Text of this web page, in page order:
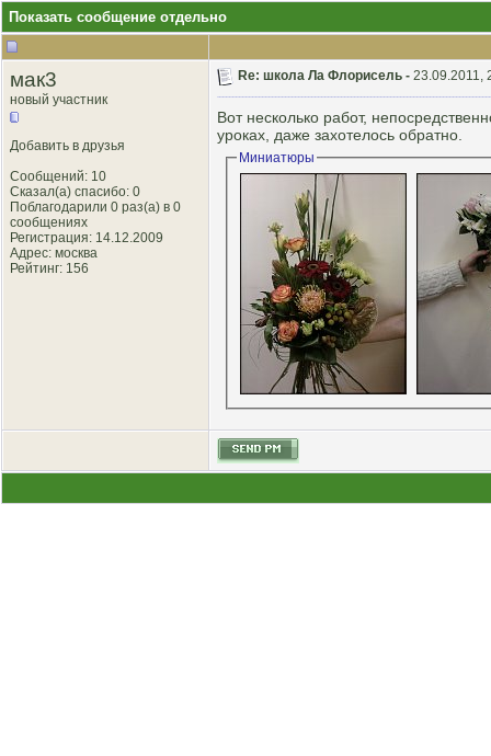
Показать сообщение отдельно
мак3
новый участник
Добавить в друзья
Сообщений: 10
Сказал(а) спасибо: 0
Поблагодарили 0 раз(а) в 0
сообщениях
Регистрация: 14.12.2009
Адрес: москва
Рейтинг: 156
Re: школа Ла Флорисель - 23.09.2011,
Вот несколько работ,
уроках, даже захотелось обратно.
Миниатюры